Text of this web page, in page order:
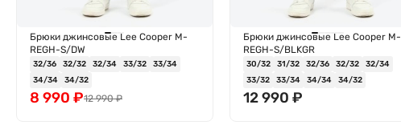
Брюки джинсовые Lee Cooper M-
REGH-S/DW
32/36 32/32 32/34 33/32
33/34
34/34
34/32
12 990₽
8 990 ₽
Брюки джинсовые Lee Cooper M-
REGH-S/BLKGR
30/32 31/32 32/36 32/32
32/34
33/32
33/34 34/34 34/32
12 990 ₽